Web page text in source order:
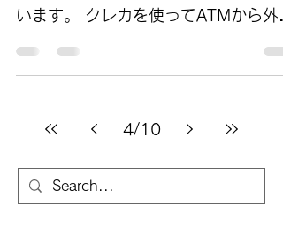
います。 クレカを使ってATMから外
ので利用される方が多い印象です...
4/10